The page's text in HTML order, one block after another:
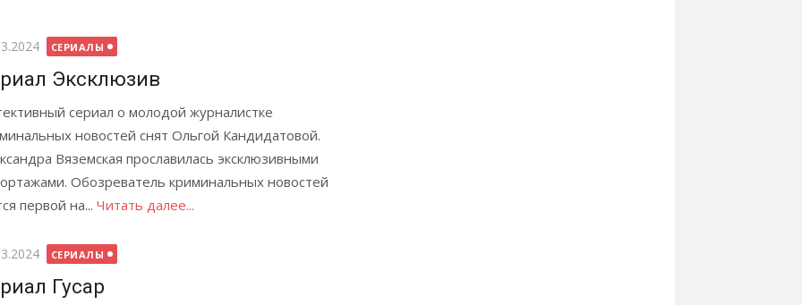
СЕРИАЛЫ
Эксклюзив
сериал о молодой журналистке
новостей снят Ольгой Кандидатовой.
Вяземская прославилась эксклюзивными
Обозреватель криминальных новостей
первой на... Читать далее...
СЕРИАЛЫ
Гусар